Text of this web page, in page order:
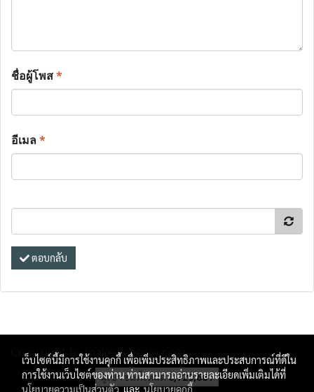
ชื่อผู้โพส*
อีเมล*
ตอบกลับ
Copy right by makewebeasy.com
ผู้เข้าชมทั้งหมด 6,729,661
เว็บไซต์นี้มีการใช้งานคุกกี้ เพื่อเพิ่มประสิทธิภาพและประสบการณ์ที่ดีใน
การใช้งานเว็บไซต์ของท่าน ท่านสามารถอ่านรายละเอียดเพิ่มเติมได้ที่
นโยบายความเป็นส่วนตัวและนโยบายคุกกี้